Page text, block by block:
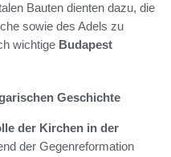
Bauten dienten dazu, die
sowie des Adels zu
wichtige Budapest
Geschichte
der Kirchen in der
der Gegenreformation